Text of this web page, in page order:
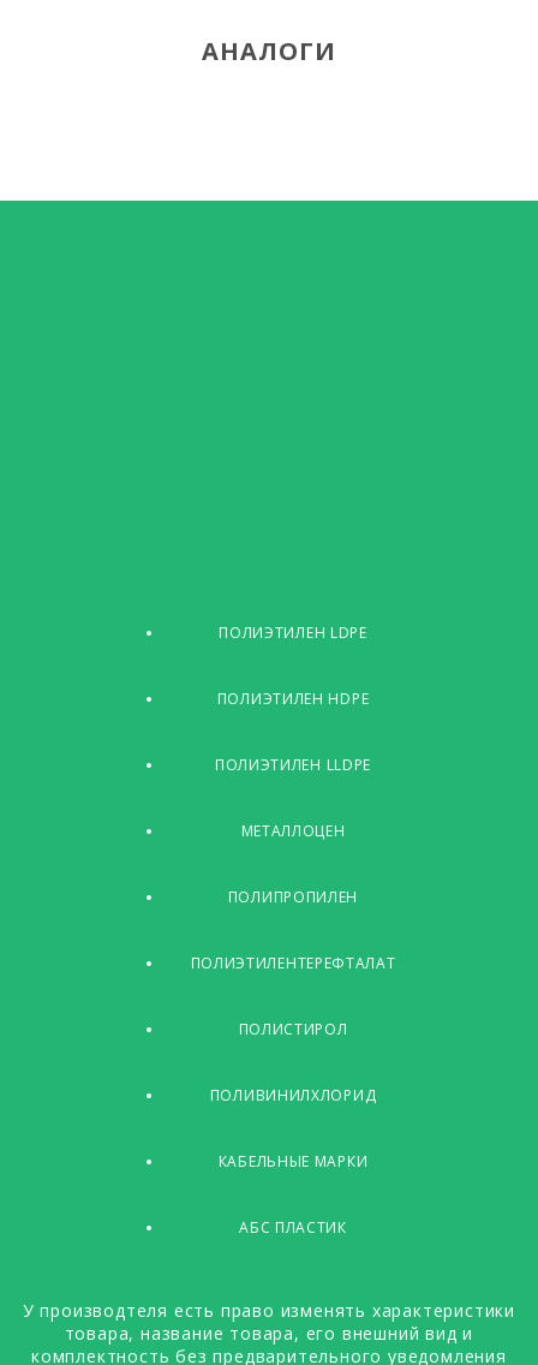
АНАЛОГИ
ПОЛИЭТИЛЕН LDPE
ПОЛИЭТИЛЕН HDPE
ПОЛИЭТИЛЕН LLDPE
МЕТАЛЛОЦЕН
ПОЛИПРОПИЛЕН
ПОЛИЭТИЛЕНТЕРЕФТАЛАТ
ПОЛИСТИРОЛ
ПОЛИВИНИЛХЛОРИД
КАБЕЛЬНЫЕ МАРКИ
АБС ПЛАСТИК
У производтеля есть право изменять характеристики
товара, название товара, его внешний вид и
комплектность без предварительного уведомления